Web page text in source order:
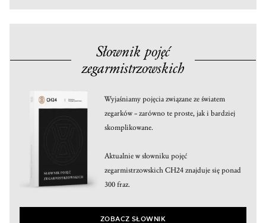
Słownik pojęć
zegarmistrzowskich
Wyjaśniamy pojęcia związane ze światem
zegarków – zarówno te proste, jak i bardziej
skomplikowane.
Aktualnie w słowniku pojęć
zegarmistrzowskich CH24 znajduje się ponad
300 fraz.
ZOBACZ SŁOWNIK